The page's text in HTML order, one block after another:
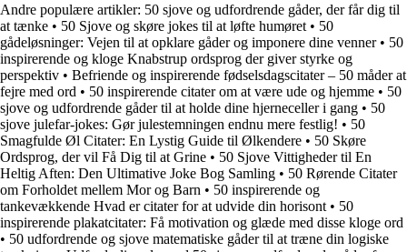
Andre populære artikler: 50 sjove og udfordrende gåder, der får dig til
at tænke • 50 Sjove og skøre jokes til at løfte humøret • 50
gådeløsninger: Vejen til at opklare gåder og imponere dine venner• 50
inspirerende og kloge Knabstrup ordsprog der giver styrke og
perspektiv • Befriende og inspirerende fødselsdagscitater – 50 måder at
fejre med ord • 50 inspirerende citater om at være ude og hjemme • 50
sjove og udfordrende gåder til at holde dine hjerneceller i gang • 50
sjove julefar-jokes: Gør julestemningen endnu mere festlig! • 50
Smagfulde Øl Citater: En Lystig Guide til Ølkendere • 50 Skøre
Ordsprog, der vil Få Dig til at Grine • 50 Sjove Vittigheder til En
Heltig Aften: Den Ultimative Joke Bog Samling • 50 Rørende Citater
om Forholdet mellem Mor og Barn • 50 inspirerende og
tankevækkende Hvad er citater for at udvide din horisont • 50
inspirerende plakatcitater: Få motivation og glæde med disse kloge ord
• 50 udfordrende og sjove matematiske gåder til at træne din logiske